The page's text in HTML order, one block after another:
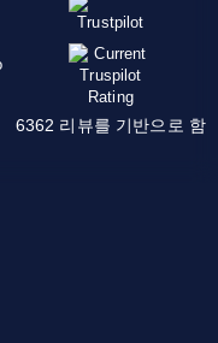
6362 리뷰를 기반으로 함